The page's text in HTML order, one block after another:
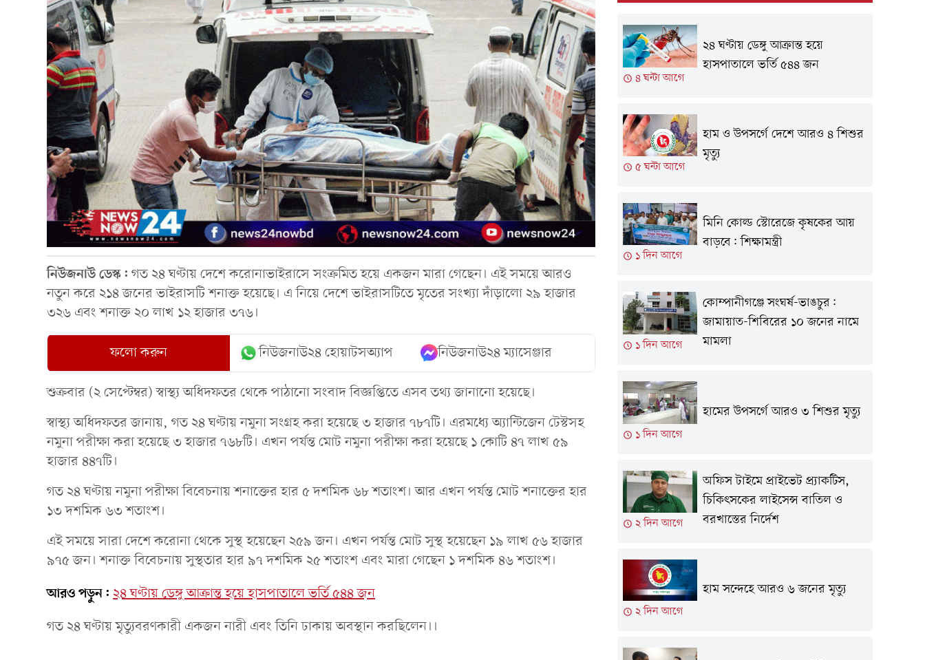
নিউজনাউ ডেস্ক: গত ২৪ ঘণ্টায় দেশে করোনাভাইরাসে সংক্রমিত হয়ে একজন মারা গেছেন। এই সময়ে আরও
নতুন করে ২১৪ জনের ভাইরাসটি শনাক্ত হয়েছে। এ নিয়ে দেশে ভাইরাসটিতে মৃতের সংখ্যা দাঁড়ালো ২৯ হাজার
৩২৬ এবং শনাক্ত ২০ লাখ ১২ হাজার ৩৭৬।
ফলো করুন নিউজনাউ২৪ হোয়াটসঅ্যাপ নিউজনাউ২৪ ম্যাসেঞ্জার
শুক্রবার (২ সেপ্টেম্বর) স্বাস্থ্য অধিদফতর থেকে পাঠানো সংবাদ বিজ্ঞপ্তিতে এসব তথ্য জানানো হয়েছে।
স্বাস্থ্য অধিদফতর জানায়, গত ২৪ ঘণ্টায় নমুনা সংগ্রহ করা হয়েছে ৩ হাজার ৭৮৭টি। এরমধ্যে অ্যান্টিজেন টেস্টসহ
নমুনা পরীক্ষা করা হয়েছে ৩ হাজার ৭৬৮টি। এখন পর্যন্ত মোট নমুনা পরীক্ষা করা হয়েছে ১ কোটি ৪৭ লাখ ৫৯
হাজার ৪৪৭টি।
গত ২৪ ঘণ্টায় নমুনা পরীক্ষা বিবেচনায় শনাক্তের হার ৫ দশমিক ৬৮ শতাংশ। আর এখন পর্যন্ত মোট শনাক্তের হার
১৩ দশমিক ৬৩ শতাংশ।
এই সময়ে সারা দেশে করোনা থেকে সুস্থ হয়েছেন ২৫৯ জন। এখন পর্যন্ত মোট সুস্থ হয়েছেন ১৯ লাখ ৫৬ হাজার
৯৭৫ জন। শনাক্ত বিবেচনায় সুস্থতার হার ৯৭ দশমিক ২৫ শতাংশ এবং মারা গেছেন ১ দশমিক ৪৬ শতাংশ।
আরও পড়ুন: ২৪ ঘণ্টায় ডেঙ্গু আক্রান্ত হয়ে হাসপাতালে ভর্তি ৫৪৪ জন
গত ২৪ ঘণ্টায় মৃত্যুবরণকারী একজন নারী এবং তিনি ঢাকায় অবস্থান করছিলেন।।
৪ ঘন্টা আগে
২৪ ঘণ্টায় ডেঙ্গু আক্রান্ত হয়ে
হাসপাতালে ভর্তি ৫৪৪ জন
৫ ঘন্টা আগে
হাম ও উপসর্গে দেশে আরও ৪ শিশুর
মৃত্যু
১ দিন আগে
মিনি কোল্ড স্টোরেজে কৃষকের আয়
বাড়বে: শিক্ষামন্ত্রী
১ দিন আগে
কোম্পানীগঞ্জে সংঘর্ষ-ভাঙচুর:
জামায়াত-শিবিরের ১০ জনের নামে
মামলা
১ দিন আগে
হামের উপসর্গে আরও ৩ শিশুর মৃত্যু
২ দিন আগে
অফিস টাইমে প্রাইভেট প্র্যাকটিস,
চিকিৎসকের লাইসেন্স বাতিল ও
বরখাস্তের নির্দেশ
২ দিন আগে
হাম সন্দেহে আরও ৬ জনের মৃত্যু